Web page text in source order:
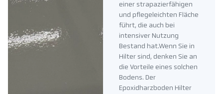
einer strapazierfähigen
und pflegeleichten Fläche
führt, die auch bei
intensiver Nutzung
Bestand hat.Wenn Sie in
Hilter sind, denken Sie an
die Vorteile eines solchen
Bodens. Der
Epoxidharzboden Hilter